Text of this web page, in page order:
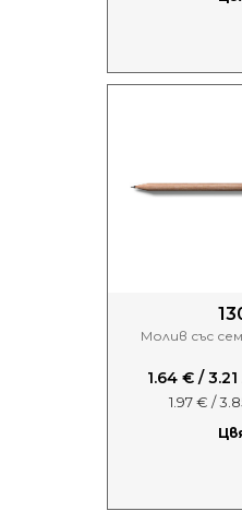
Молив със
1.64 € /
1.97 € /